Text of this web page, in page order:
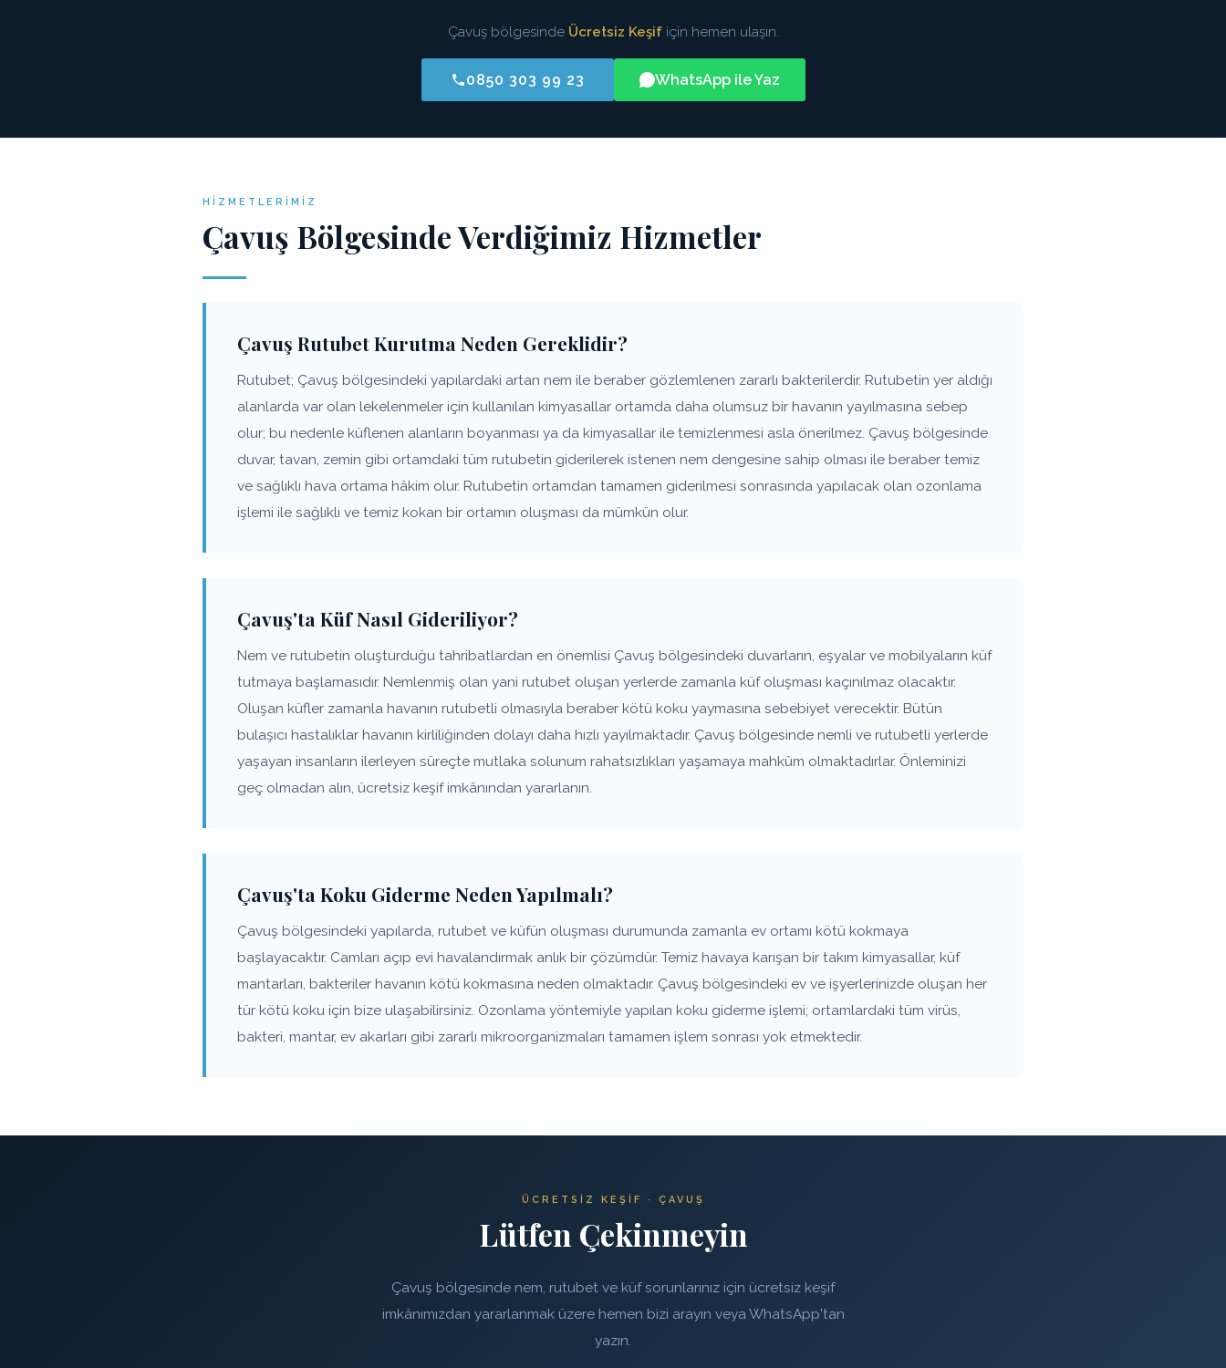
Çavuş bölgesinde Ücretsiz Keşifiçin hemen ulaşın.
0850 303 99 23 WhatsApp ile Yaz
HIZMETLERIMIZ
Çavuş Bölgesinde Verdiğimiz Hizmetler
Çavuş Rutubet Kurutma Neden Gereklidir?
Rutubet; Çavuş bölgesindeki yapılardaki artan nem ile beraber gözlemlenen zararlı bakterilerdir. Rutubetin yer aldığı
alanlarda var olan lekelenmeler için kullanılan kimyasallar ortamda daha olumsuz bir havanın yayılmasına sebep
olur; bu nedenle küflenen alanların boyanması ya da kimyasallar ile temizlenmesi asla önerilmez. Çavuş bölgesinde
duvar, tavan, zemin gibi ortamdaki tüm rutubetin giderilerek istenen nem dengesine sahip olması ile beraber temiz
ve sağlıklı hava ortama hâkim olur. Rutubetin ortamdan tamamen giderilmesi sonrasında yapılacak olan ozonlama
işlemi ile sağlıklı ve temiz kokan bir ortamın oluşması da mümkün olur.
Çavuş'ta Küf Nasıl Gideriliyor?
Nem ve rutubetin oluşturduğu tahribatlardan en önemlisi Çavuş bölgesindeki duvarların, eşyalar ve mobilyaların küf
tutmaya başlamasıdır. Nemlenmiş olan yani rutubet oluşan yerlerde zamanla küf oluşması kaçınılmaz olacaktır.
Oluşan küfler zamanla havanın rutubetli olmasıyla beraber kötü koku yaymasına sebebiyet verecektir. Bütün
bulaşıcı hastalıklar havanın kirliliğinden dolayı daha hızlı yayılmaktadır. Çavuş bölgesinde nemli ve rutubetli yerlerde
yaşayan insanların ilerleyen süreçte mutlaka solunum rahatsızlıkları yaşamaya mahkûm olmaktadırlar. Önleminizi
geç olmadan alın, ücretsiz keşif imkânından yararlanın.
Çavuş'ta Koku Giderme Neden Yapılmalı?
Çavuş bölgesindeki yapılarda, rutubet ve küfün oluşması durumunda zamanla ev ortamı kötü kokmaya
başlayacaktır. Camları açıp evi havalandırmak anlık bir çözümdür. Temiz havaya karışan bir takım kimyasallar, küf
mantarları, bakteriler havanın kötü kokmasına neden olmaktadır. Çavuş bölgesindeki ev ve işyerlerinizde oluşan her
tür kötü koku için bize ulaşabilirsiniz. Ozonlama yöntemiyle yapılan koku giderme işlemi; ortamlardaki tüm virüs,
bakteri, mantar, ev akarları gibi zararlı mikroorganizmaları tamamen işlem sonrası yok etmektedir.
ÜCRETSIZ KEŞIF · ÇAVUŞ
Lütfen Çekinmeyin
Çavuş bölgesinde nem, rutubet ve küf sorunlarınız için ücretsiz keşif
imkânımızdan yararlanmak üzere hemen bizi arayın veya WhatsApp'tan
yazın.